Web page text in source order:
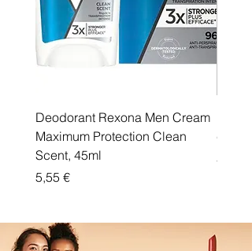
Deodorant Rexona Men Cream
Maximum Protection Clean
Scent, 45ml
Price
5,55 €
Price
5,55 €